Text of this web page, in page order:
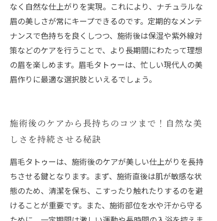
なく自然な仕上がりを実現。これにより、ナチュラルな
眉の美しさが常にキープできるのです。定期的なメンテ
ナンスで色持ちを良くしつつ、施術後は保湿や紫外線対
策などのケアを行うことで、より長期間にわたって理想
の眉を楽しめます。眉毛タトゥーは、忙しい現代人の美
眉作りに最適な選択肢といえるでしょう。
施術後のケアから長持ちのコツまで！自然な美
しさを持続させる秘訣
眉毛タトゥーは、施術後のケアが美しい仕上がりを長持
ちさせる鍵となります。まず、施術直後は肌が敏感な状
態のため、清潔を保ち、こすったり触れたりするのを避
けることが重要です。また、施術部位を水や汗から守る